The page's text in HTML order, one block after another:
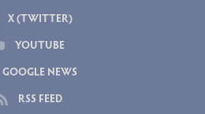
X (TWITTER)
YOUTUBE
GOOGLE NEWS
RSS FEED